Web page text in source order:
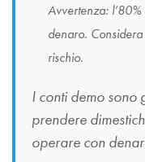
Avvertenza:
denaro.
rischio.
I conti demo sono
prendere
operare con